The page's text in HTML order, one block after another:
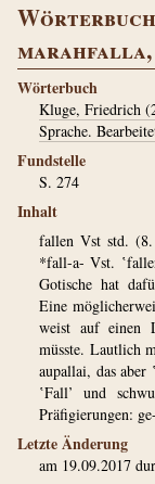
Wörterbuch
Kluge, Friedrich
Sprache.
Fundstelle
S. 274
Inhalt
fallen Vst std.
*fall-a- Vst.
Gotische hat
Eine
weist auf einen
müsste. Lautlich
aupallai, das
‛Fall’ und
Präfigierungen:
Letzte Änderung
am 19.09.2017